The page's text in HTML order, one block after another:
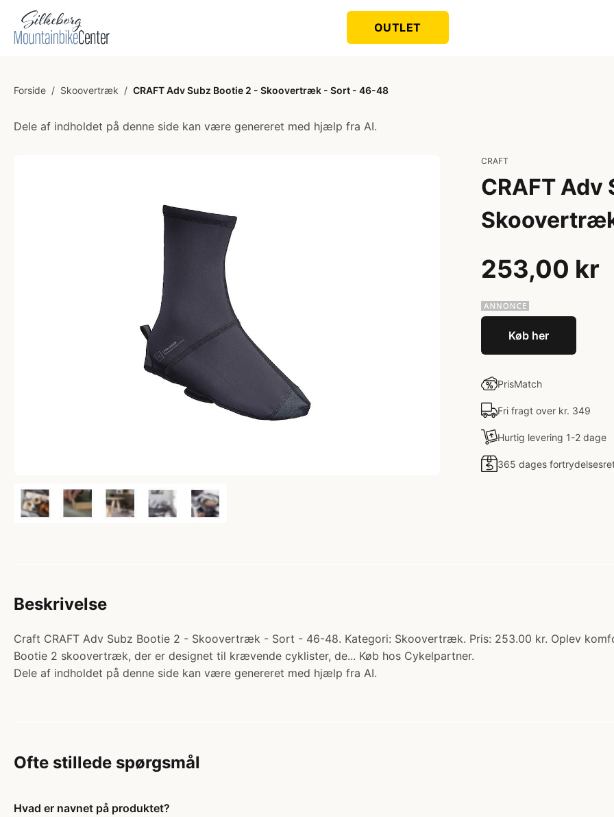
OUTLET
Forside / Skoovertræk / CRAFT Adv Subz Bootie 2 - Skoovertræk - Sort - 46-48
Dele af indholdet på denne side kan være genereret med hjælp fra AI.
CRAFT
CRAFT Adv
253,00 kr
Køb her
PrisMatch
Fri fragt over kr. 349
Hurtig levering 1-2 dage
365 dages
Beskrivelse
Craft CRAFT Adv Subz Bootie 2 - Skoovertræk - Sort - 46-48. Kategori: Skoovertræk. Pris: 253.00 kr. Oplev
Bootie 2 skoovertræk, der er designet til krævende cyklister, de... Køb hos Cykelpartner.
Dele af indholdet på denne side kan være genereret med hjælp fra AI.
Ofte stillede spørgsmål
Hvad er navnet på produktet?